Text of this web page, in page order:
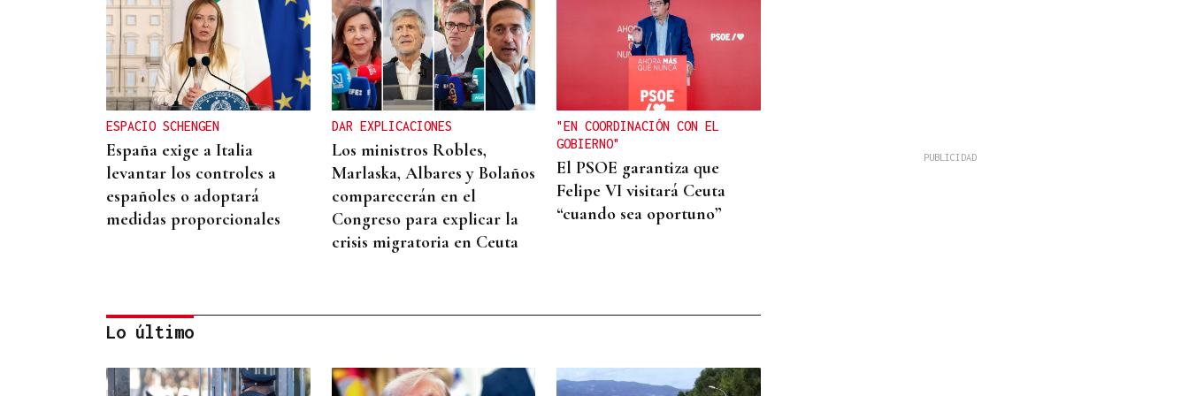
ESPACIO SCHENGEN
España exige a Italia
levantar los controles a
españoles o adoptará
medidas proporcionales
DAR EXPLICACIONES
Los ministros Robles,
Marlaska, Albares y Bolaños
comparecerán en el
Congreso para explicar la
crisis migratoria en Ceuta
"EN COORDINACIÓN CON EL
GOBIERNO"
El PSOE garantiza que
Felipe VI visitará Ceuta
“cuando sea oportuno”
Lo último